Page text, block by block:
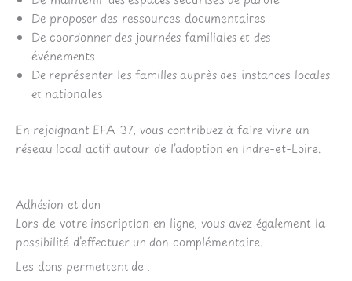
De proposer des ressources documentaires
De coordonner des journées familiales et des
événements
De représenter les familles auprès des instances locales
et nationales
En rejoignant EFA 37, vous contribuez à faire vivre un
réseau local actif autour de l’adoption en Indre-et-Loire.
Adhésion et don
Lors de votre inscription en ligne, vous avez également la
possibilité d’effectuer un don complémentaire.
Les dons permettent de :